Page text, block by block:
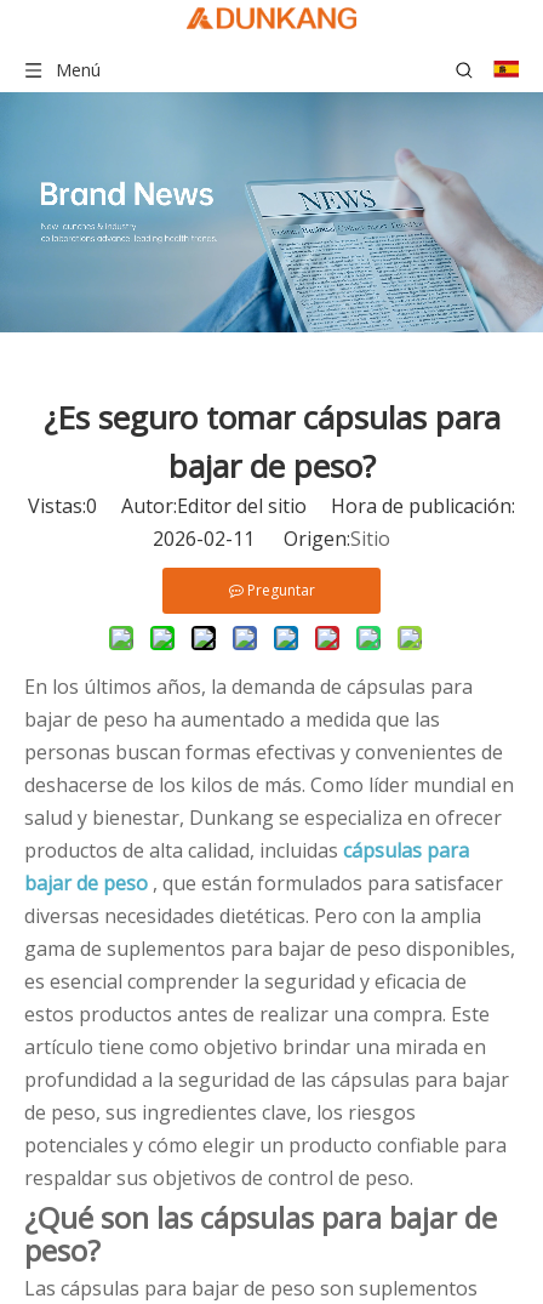
Menú
¿Es seguro tomar cápsulas para
bajar de peso?
Vistas:0 Autor:Editor del sitio Hora de publicación:
2026-02-11 Origen:Sitio
Preguntar
En los últimos años, la demanda de cápsulas para
bajar de peso ha aumentado a medida que las
personas buscan formas efectivas y convenientes de
deshacerse de los kilos de más. Como líder mundial en
salud y bienestar, Dunkang se especializa en ofrecer
productos de alta calidad, incluidas cápsulas para
bajar de peso , que están formulados para satisfacer
diversas necesidades dietéticas. Pero con la amplia
gama de suplementos para bajar de peso disponibles,
es esencial comprender la seguridad y eficacia de
estos productos antes de realizar una compra. Este
artículo tiene como objetivo brindar una mirada en
profundidad a la seguridad de las cápsulas para bajar
de peso, sus ingredientes clave, los riesgos
potenciales y cómo elegir un producto confiable para
respaldar sus objetivos de control de peso.
¿Qué son las cápsulas para bajar de
peso?
Las cápsulas para bajar de peso son suplementos